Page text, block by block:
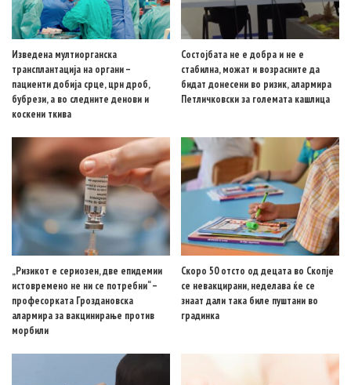
Изведена мултиорганска
трансплантација на органи –
пациенти добија срце, црн дроб,
бубрези, а во следните денови и
коскени ткива
Состојбата не е добра и не е
стабилна, можат и возрасните да
бидат донесени во ризик, алармира
Петличковски за големата кашлица
„Ризикот е сериозен, две епидемии
истовремено не ни се потребни“ –
професорката Гроздановска
алармира за вакцинирање против
морбили
Скоро 50 отсто од децата во Скопје
се невакцирани, неделава ќе се
знаат дали така биле пуштани во
градинка